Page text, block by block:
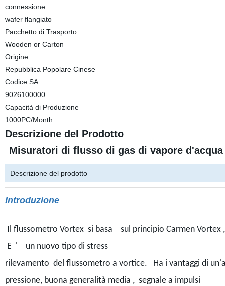
connessione
wafer flangiato
Pacchetto di Trasporto
Wooden or Carton
Origine
Repubblica Popolare Cinese
Codice SA
9026100000
Capacità di Produzione
1000PC/Month
Descrizione del Prodotto
Misuratori di flusso di gas di vapore
Descrizione del prodotto
Introduzione
Il flussometro Vortex si basa sul principio Carmen
E ' un nuovo tipo di stress
rilevamento del flussometro a vortice. Ha i vantaggi di
pressione, buona generalità media , segnale a impulsi